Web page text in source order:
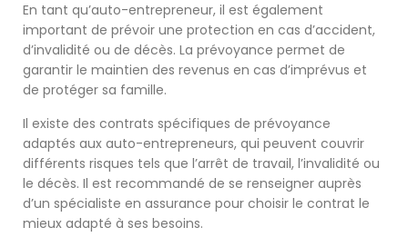
En tant qu’auto-entrepreneur, il est également
important de prévoir une protection en cas d’accident,
d’invalidité ou de décès. La prévoyance permet de
garantir le maintien des revenus en cas d’imprévus et
de protéger sa famille.
Il existe des contrats spécifiques de prévoyance
adaptés aux auto-entrepreneurs, qui peuvent couvrir
différents risques tels que l’arrêt de travail, l’invalidité ou
le décès. Il est recommandé de se renseigner auprès
d’un spécialiste en assurance pour choisir le contrat le
mieux adapté à ses besoins.